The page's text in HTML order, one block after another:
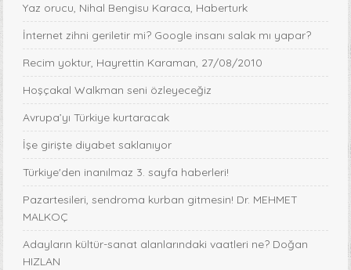
Yaz orucu, Nihal Bengisu Karaca, Haberturk
İnternet zihni geriletir mi? Google insanı salak mı yapar?
Recim yoktur, Hayrettin Karaman, 27/08/2010
Hoşçakal Walkman seni özleyeceğiz
Avrupa’yı Türkiye kurtaracak
İşe girişte diyabet saklanıyor
Türkiye'den inanılmaz 3. sayfa haberleri!
Pazartesileri, sendroma kurban gitmesin! Dr. MEHMET
MALKOÇ
Adayların kültür-sanat alanlarındaki vaatleri ne? Doğan
HIZLAN